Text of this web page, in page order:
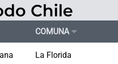
Chile
COMUNA
La Florida